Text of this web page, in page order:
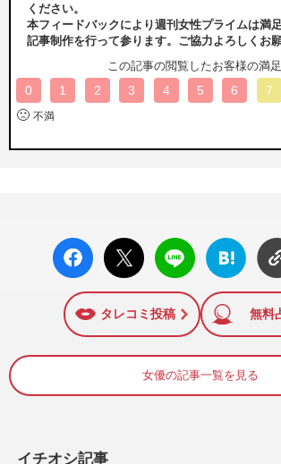
ください。
本フィードバックにより週刊女性プライムは満
記事制作を行って参ります。ご協力よろしくお
この記事の閲覧したお客様の満
0 1 2 3 4 5 6 7
🙁 不満
facebo
ok い
X ポス
ト
LINE
はてな
ブック
に追加
タレコミ投稿 無料
女優の記事一覧を見る
イチオシ記事